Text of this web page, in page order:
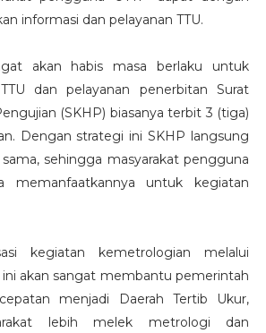
informasi dan pelayanan TTU.
akan habis masa berlaku untuk
dan pelayanan penerbitan Surat
(SKHP) biasanya terbit 3 (tiga)
Dengan strategi ini SKHP langsung
sehingga masyarakat pengguna
memanfaatkannya untuk kegiatan
kegiatan kemetrologian melalui
akan sangat membantu pemerintah
menjadi Daerah Tertib Ukur,
lebih melek metrologi dan